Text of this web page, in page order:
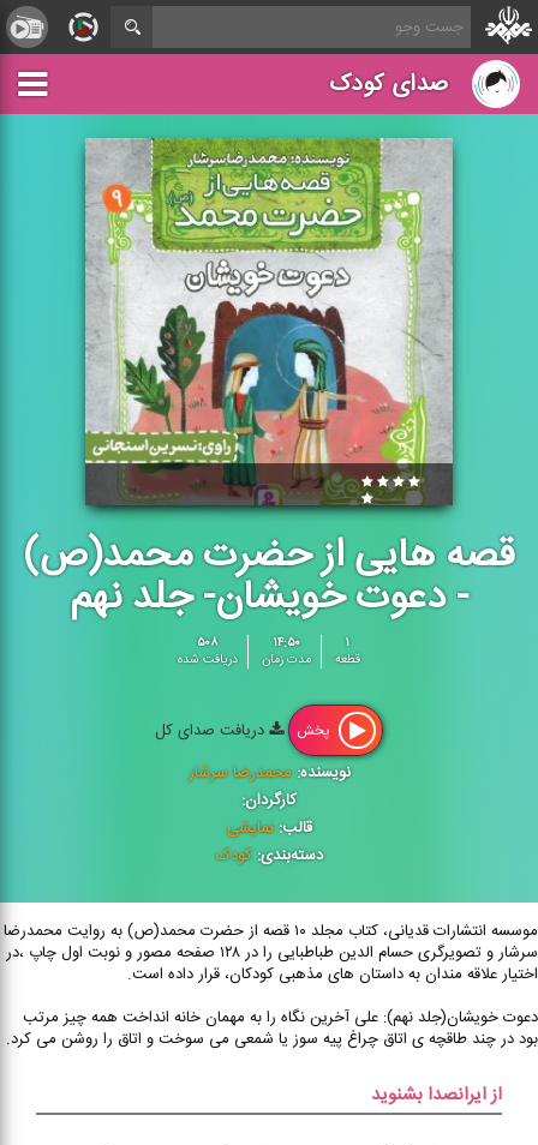
صدای کودک
قصه هایی از حضرت محمد(ص)
- دعوت خویشان- جلد نهم
۱
قطعه
۱۴:۵۰
مدت زمان
۵۰۸
دریافت شده
پخش
دریافت صدای کل
نویسنده:محمدرضا سرشار
کارگردان:
قالب: نمایشی
دسته‌بندی: کودک
موسسه انتشارات قدیانی، کتاب مجلد ۱۰ قصه از حضرت محمد(ص) به روایت محمدرضا
سرشار و تصویرگری حسام الدین طباطبایی را در ۱۲۸ صفحه مصور و نوبت اول چاپ ،در
اختیار علاقه مندان به داستان های مذهبی کودکان، قرار داده است.
دعوت خویشان(جلد نهم): علی آخرین نگاه را به مهمان خانه انداخت همه چیز مرتب
بود در چند طاقچه ی اتاق چراغ پیه سوز یا شمعی می سوخت و اتاق را روشن می کرد.
از ایرانصدا بشنوید